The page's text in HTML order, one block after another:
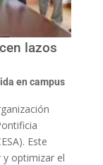
lazos
en campus
Este
optimizar el